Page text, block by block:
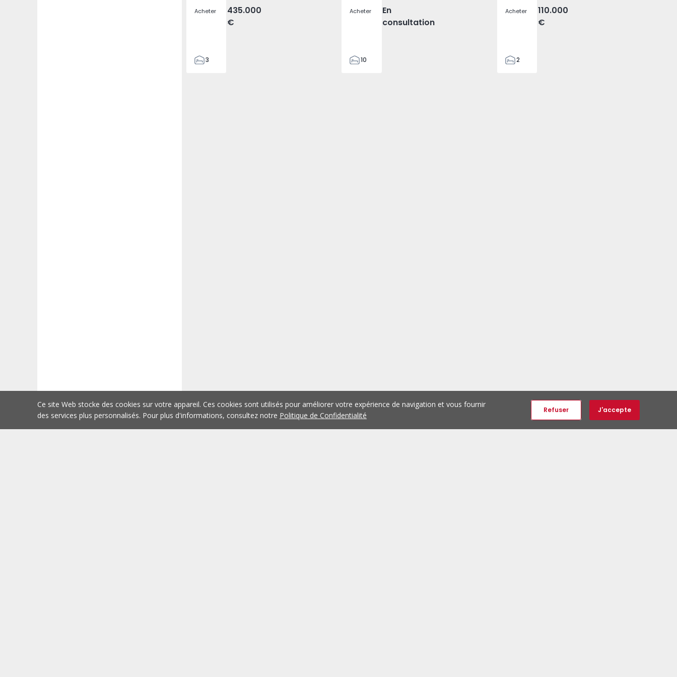
Acheter
435.000
€
3
Acheter
En
consultation
10
Acheter
110.000
€
2
Ce site Web stocke des cookies sur votre appareil. Ces cookies sont utilisés pour améliorer votre expérience de navigation et vous fournir
des services plus personnalisés. Pour plus d'informations, consultez notre Politique de Confidentialité
Refuser J'accepte